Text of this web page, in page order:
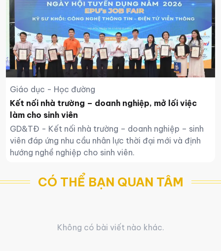
Giáo dục - Học đường
Kết nối nhà trường – doanh nghiệp, mở lối việc
làm cho sinh viên
GD&TĐ - Kết nối nhà trường – doanh nghiệp – sinh
viên đáp ứng nhu cầu nhân lực thời đại mới và định
hướng nghề nghiệp cho sinh viên.
CÓ THỂ BẠN QUAN TÂM
Không có bài viết nào khác.